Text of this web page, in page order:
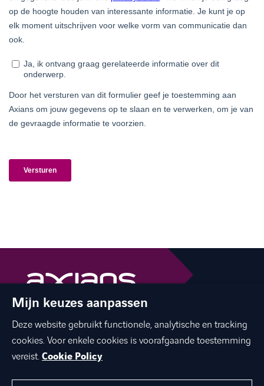
The best of ICT with a human touch
linkedinyoutubefacebook
twitterinstagram
Mijn keuzes aanpassen
Deze website gebruikt functionele, analytische en tracking
cookies. Voor enkele cookies is voorafgaande toestemming
vereist.Cookie Policy